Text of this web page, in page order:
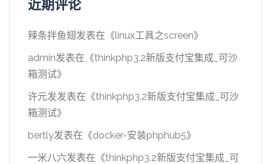
近期评论
辣条拌鱼翅发表在《linux工具之screen》
admin发表在《thinkphp3.2新版支付宝集成_可沙
箱测试》
许元发发表在《thinkphp3.2新版支付宝集成_可沙
箱测试》
bertly发表在《docker-安装phphub5》
一米八六发表在《thinkphp3.2新版支付宝集成_可